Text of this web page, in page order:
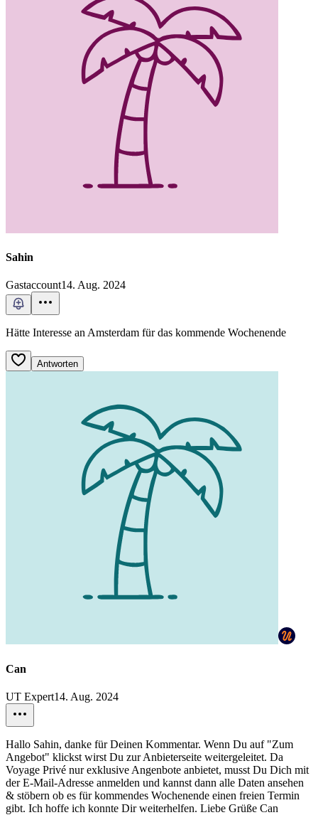
Sahin
Gastaccount14. Aug. 2024
Hätte Interesse an Amsterdam für das kommende Wochenende
Antworten
Can
UT Expert14. Aug. 2024
Hallo Sahin, danke für Deinen Kommentar. Wenn Du auf "Zum
Angebot" klickst wirst Du zur Anbieterseite weitergeleitet. Da
Voyage Privé nur exklusive Angenbote anbietet, musst Du Dich mit
der E-Mail-Adresse anmelden und kannst dann alle Daten ansehen
& stöbern ob es für kommendes Wochenende einen freien Termin
gibt. Ich hoffe ich konnte Dir weiterhelfen. Liebe Grüße Can